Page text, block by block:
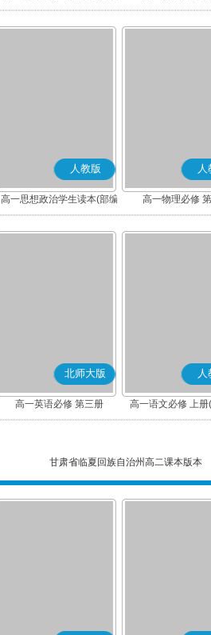
人教版
高一思想政治学生读本(部编
版)
人
高一物理必修
北师大版
高一英语必修 第三册
人
高一语文必修 上
甘肃省临夏回族自治州高二课本版本